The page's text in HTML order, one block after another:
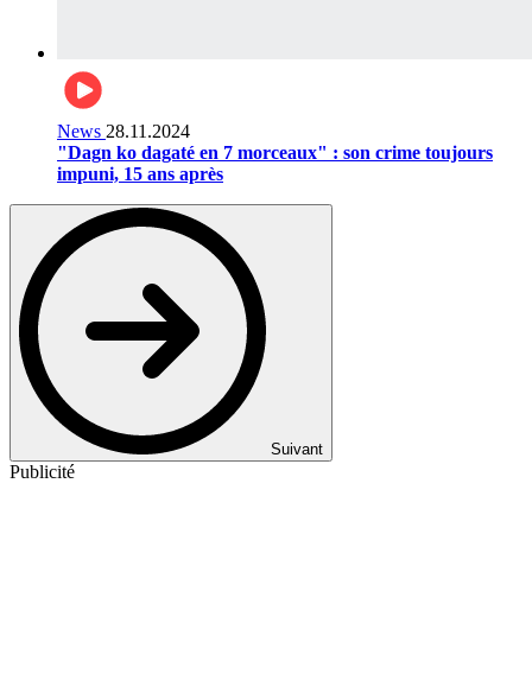
News 28.11.2024
"Dagn ko dagaté en 7 morceaux" : son crime toujours
impuni, 15 ans après
Suivant
Publicité